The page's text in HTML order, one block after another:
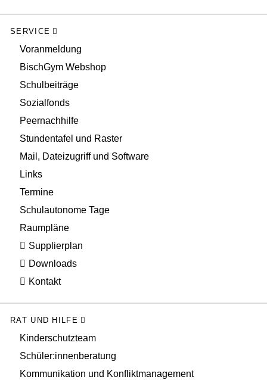
SERVICE
Voranmeldung
BischGym Webshop
Schulbeiträge
Sozialfonds
Peernachhilfe
Stundentafel und Raster
Mail, Dateizugriff und Software
Links
Termine
Schulautonome Tage
Raumpläne
Supplierplan
Downloads
Kontakt
RAT UND HILFE
Kinderschutzteam
Schüler:innenberatung
Kommunikation und Konfliktmanagement